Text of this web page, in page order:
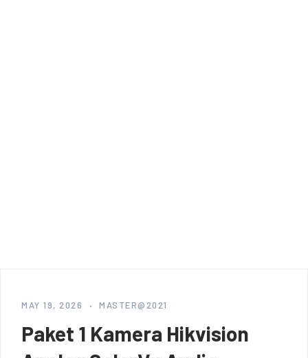
MAY 19, 2026 MASTER@2021
Paket 1 Kamera Hikvision